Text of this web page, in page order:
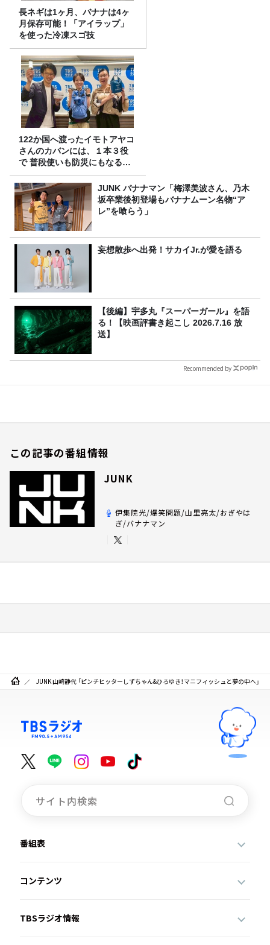
長ネギは1ヶ月、バナナは4ヶ
月保存可能！「アイラップ」
を使った冷凍スゴ技
122か国へ渡ったイモトアヤコ
さんのカバンには、１本３役
で 普段使いも防災にもなる最
強の棒が入っていた！
JUNK バナナマン「梅澤美波さん、乃木
坂卒業後初登場もバナナムーン名物“ア
レ”を喰らう」
妄想散歩へ出発！サカイJr.が愛を語る
【後編】宇多丸『スーパーガール』を語
る！【映画評書き起こし 2026.7.16 放
送】
Recommended by
この記事の番組情報
JUNK
伊集院光/爆笑問題/山里亮太/おぎやは
ぎ/バナナマン
JUNK 山崎静代 「ピンチヒッターしずちゃん&ひろゆき！マニフィッシュと夢の中へ」
番組表
コンテンツ
TBSラジオ情報